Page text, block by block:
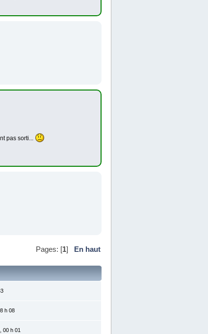
pas sorti...
Pages: [1] En haut
h 08
00 h 01